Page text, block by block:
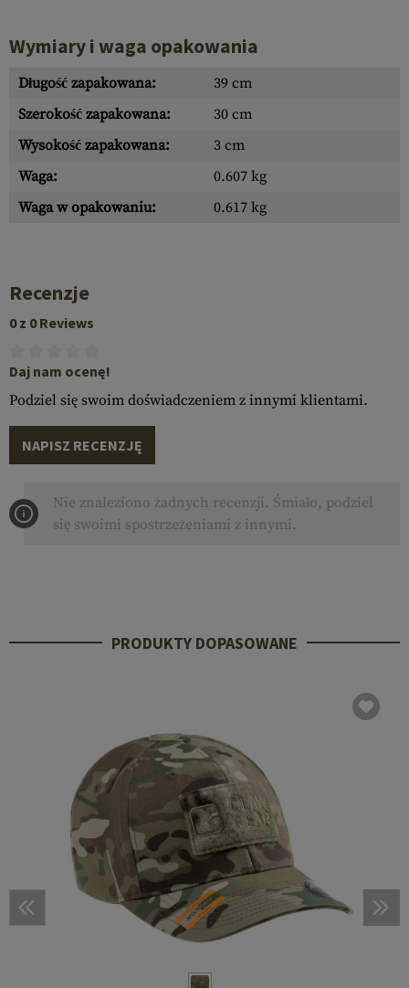
Wymiary i waga opakowania
Długość zapakowana:
39 cm
Szerokość zapakowana:
30 cm
Wysokość zapakowana:
3 cm
Waga:
0.607 kg
Waga w opakowaniu:
0.617 kg
Recenzje
0 z 0 Reviews
Daj nam ocenę!
Podziel się swoim doświadczeniem z innymi klientami.
NAPISZ RECENZJĘ
Nie znaleziono żadnych recenzji. Śmiało, podziel
się swoimi spostrzeżeniami z innymi.
PRODUKTY DOPASOWANE